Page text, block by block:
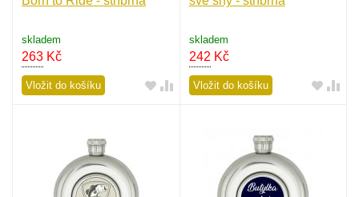
skladem
263 Kč
Vložit do košíku
skladem
242 Kč
Vložit do košíku